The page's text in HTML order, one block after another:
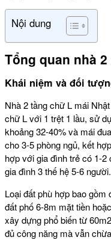
Nội dung
Tổng quan nhà
Khái niệm và đối
Nhà 2 tầng chữ L mái
chữ L với 1 trệt 1 lầu, sử
khoảng 32-40% và mái
cho 3-5 phòng ngủ, kết
hợp với gia đình trẻ có 1-2
gia đình 3 thế hệ 5-6 người.
Loại đất phù hợp bao
đất phố 6-8m mặt tiền
xây dựng phổ biến từ
đủ công năng mà vẫn